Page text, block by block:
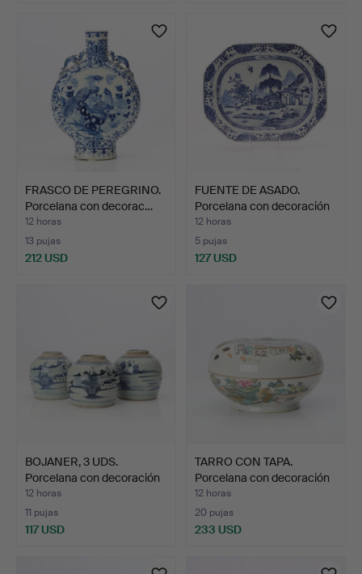
FRASCO DE PEREGRINO.
Porcelana con decorac…
12 horas
13 pujas
212 USD
FUENTE DE ASADO.
Porcelana con decoración
…
12 horas
5 pujas
127 USD
BOJANER, 3 UDS.
Porcelana con decoración
a…
12 horas
11 pujas
117 USD
TARRO CON TAPA.
Porcelana con decoración
p…
12 horas
20 pujas
233 USD